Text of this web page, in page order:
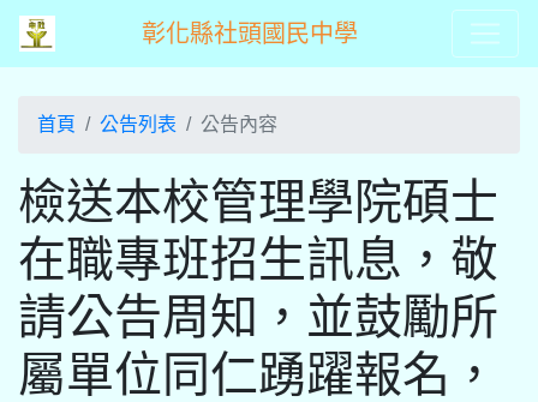
彰化縣社頭國民中學
首頁 公告列表 公告內容
檢送本校管理學院碩士
在職專班招生訊息，敬
請公告周知，並鼓勵所
屬單位同仁踴躍報名，